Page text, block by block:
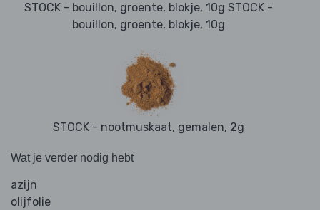
STOCK - bouillon, groente, blokje, 10g STOCK -
bouillon, groente, blokje, 10g
STOCK - nootmuskaat, gemalen, 2g
Wat je verder nodig hebt
azijn
olijfolie